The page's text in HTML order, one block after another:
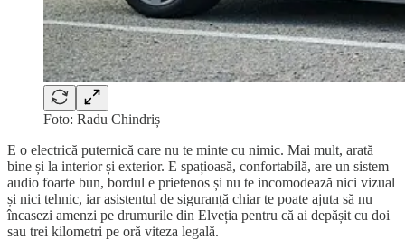
Foto: Radu Chindriș
E o electrică puternică care nu te minte cu nimic. Mai mult, arată
bine și la interior și exterior. E spațioasă, confortabilă, are un sistem
audio foarte bun, bordul e prietenos și nu te incomodează nici vizual
și nici tehnic, iar asistentul de siguranță chiar te poate ajuta să nu
încasezi amenzi pe drumurile din Elveția pentru că ai depășit cu doi
sau trei kilometri pe oră viteza legală.